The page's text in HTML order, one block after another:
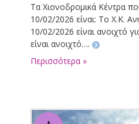
Τα Χιονοδρομικά Κέντρα
10/02/2026 είναι: Το Χ.Κ.
10/02/2026 είναι ανοιχτό
είναι ανοιχτό….
Περισσότερα »